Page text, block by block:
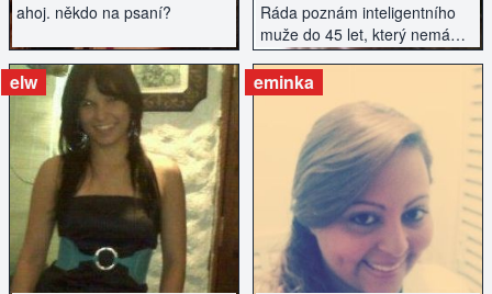
ahoj. někdo na psaní?
Ráda poznám inteligentního
muže do 45 let, který nemá
závazky. Pouze vážné
seznámení.
elw
ZOBRAZIT INZERÁT
eminka
ZOBRAZIT INZERÁT